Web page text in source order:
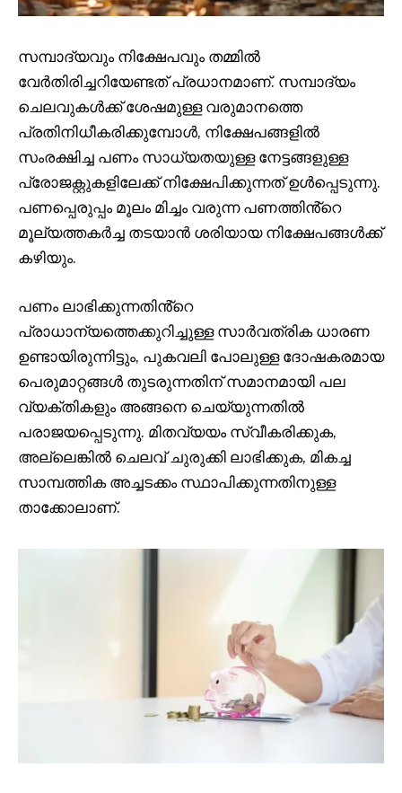
സമ്പാദ്യവും നിക്ഷേപവും തമ്മിൽ
വേർതിരിച്ചറിയേണ്ടത് പ്രധാനമാണ്. സമ്പാദ്യം
ചെലവുകൾക്ക് ശേഷമുള്ള വരുമാനത്തെ
പ്രതിനിധീകരിക്കുമ്പോൾ, നിക്ഷേപങ്ങളിൽ
സംരക്ഷിച്ച പണം സാധ്യതയുള്ള നേട്ടങ്ങളുള്ള
പ്രോജക്റ്റുകളിലേക്ക് നിക്ഷേപിക്കുന്നത് ഉൾപ്പെടുന്നു.
പണപ്പെരുപ്പം മൂലം മിച്ചം വരുന്ന പണത്തിൻ്റെ
മൂല്യത്തകർച്ച തടയാൻ ശരിയായ നിക്ഷേപങ്ങൾക്ക്
കഴിയും.
പണം ലാഭിക്കുന്നതിൻ്റെ
പ്രാധാന്യത്തെക്കുറിച്ചുള്ള സാർവത്രിക ധാരണ
ഉണ്ടായിരുന്നിട്ടും, പുകവലി പോലുള്ള ദോഷകരമായ
പെരുമാറ്റങ്ങൾ തുടരുന്നതിന് സമാനമായി പല
വ്യക്തികളും അങ്ങനെ ചെയ്യുന്നതിൽ
പരാജയപ്പെടുന്നു. മിതവ്യയം സ്വീകരിക്കുക,
അല്ലെങ്കിൽ ചെലവ് ചുരുക്കി ലാഭിക്കുക, മികച്ച
സാമ്പത്തിക അച്ചടക്കം സ്ഥാപിക്കുന്നതിനുള്ള
താക്കോലാണ്.